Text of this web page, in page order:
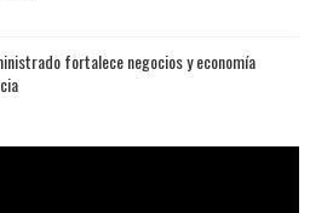
fortalece negocios y economía